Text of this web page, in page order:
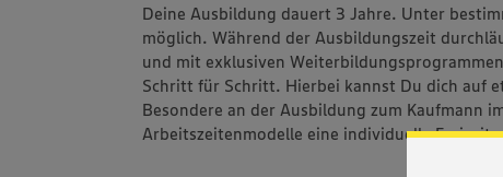
Deine Ausbildung dauert 3 Jahre. Unter
möglich. Während der Ausbildungszeit
und mit exklusiven
Schritt für Schritt. Hierbei kannst Du dich auf
Besondere an der Ausbildung zum Kaufmann
Arbeitszeitenmodelle eine individuelle